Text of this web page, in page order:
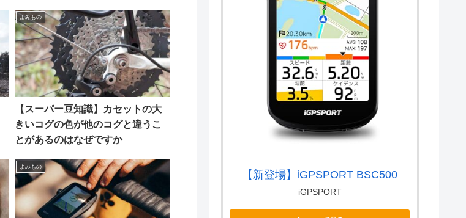
よみもの
【スーパー豆知識】カセットの大
きいコグの色が他のコグと違うこ
とがあるのはなぜですか
よみもの
【新登場】iGPSPORT BSC500
iGPSPORT